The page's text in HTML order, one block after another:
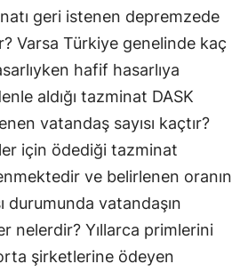
geri istenen depremzede
Varsa Türkiye genelinde kaç
hafif hasarlıya
aldığı tazminat DASK
vatandaş sayısı kaçtır?
için ödediği tazminat
ve belirlenen oranın
durumunda vatandaşın
nelerdir? Yıllarca primlerini
şirketlerine ödeyen